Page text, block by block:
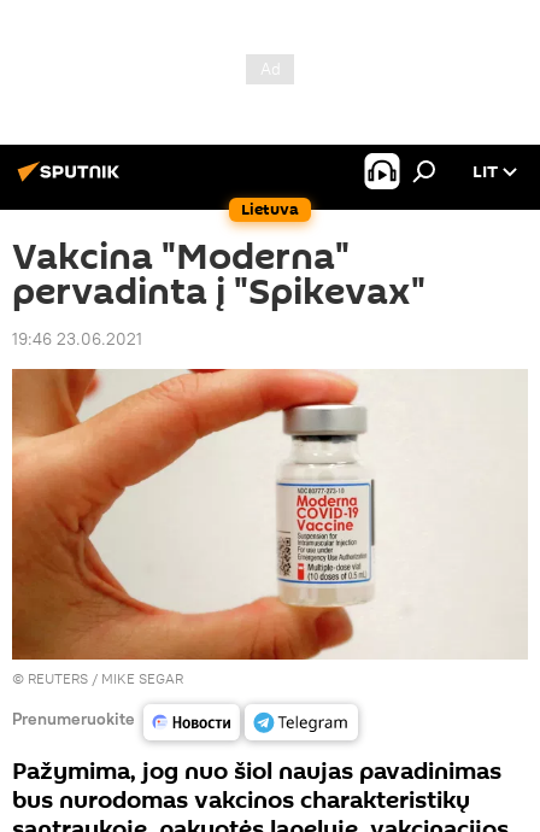
Lietuva
LIT
Vakcina "Moderna"
pervadinta į "Spikevax"
19:46 23.06.2021
© REUTERS / MIKE SEGAR
Prenumeruokite
Pažymima, jog nuo šiol naujas pavadinimas
bus nurodomas vakcinos charakteristikų